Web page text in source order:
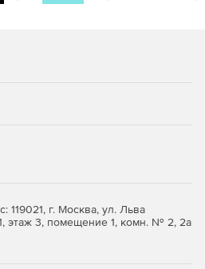
Protection.
файлам и принтерам, Active
CAL);
г. Москва, ул. Льва
этаж 3, помещение 1, комн. № 2, 2а